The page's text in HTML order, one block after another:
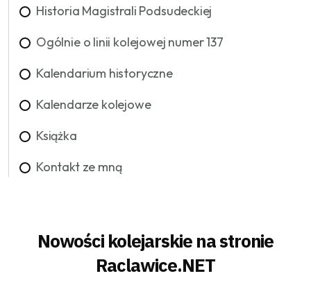
Historia Magistrali Podsudeckiej
Ogólnie o linii kolejowej numer 137
Kalendarium historyczne
Kalendarze kolejowe
Książka
Kontakt ze mną
Nowości kolejarskie na stronie
Raclawice.NET